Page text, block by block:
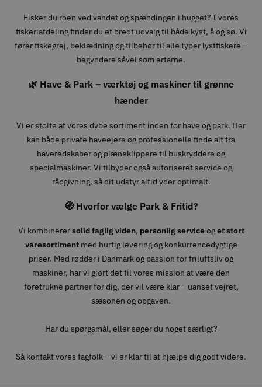
Elsker du roen ved vandet og spændingen i hugget? I vores
fiskeriafdeling finder du et bredt udvalg til både kyst, å og sø. Vi
fører fiskegrej, beklædning og tilbehør til alle typer lystfiskere –
begyndere såvel som erfarne.
🌿 Have & Park – værktøj og maskiner til grønne
hænder
Vi er stolte af vores dybe sortiment inden for have og park. Her
kan både private haveejere og professionelle finde alt fra
haveredskaber og plæneklippere til buskryddere og
specialmaskiner. Vi tilbyder også autoriseret service og
rådgivning, så dit udstyr altid yder optimalt.
🧭 Hvorfor vælge Park & Fritid?
Vi kombinerersolid faglig viden, personlig serviceoget stort
varesortimentmed hurtig levering og konkurrencedygtige
priser. Med rødder i Danmark og passion for friluftsliv og
maskiner, har vi gjort det til vores mission at være den
foretrukne partner for dig, der vil være klar – uanset vejret,
sæsonen og opgaven.
Har du spørgsmål, eller søger du noget særligt?
Så kontakt vores fagfolk – vi er klar til at hjælpe dig godt videre.